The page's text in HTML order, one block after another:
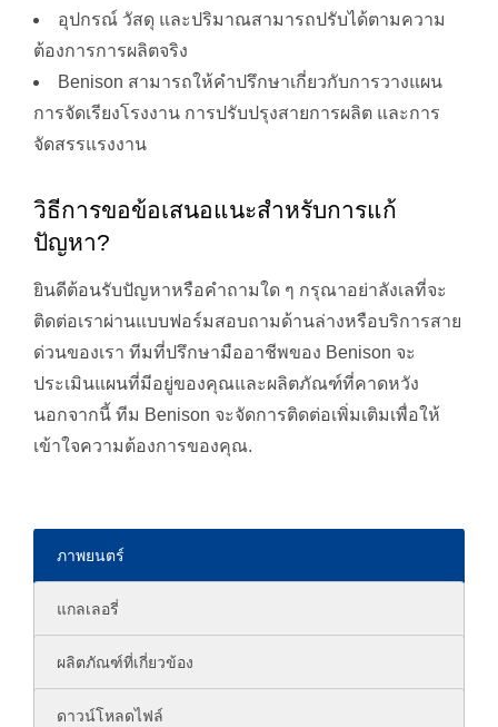
อุปกรณ์ วัสดุ และปริมาณสามารถปรับได้ตามความ
ต้องการการผลิตจริง
Benison สามารถให้คำปรึกษาเกี่ยวกับการวางแผน
การจัดเรียงโรงงาน การปรับปรุงสายการผลิต และการ
จัดสรรแรงงาน
วิธีการขอข้อเสนอแนะสำหรับการแก้
ปัญหา?
ยินดีต้อนรับปัญหาหรือคำถามใด ๆ กรุณาอย่าลังเลที่จะ
ติดต่อเราผ่านแบบฟอร์มสอบถามด้านล่างหรือบริการสาย
ด่วนของเรา ทีมที่ปรึกษามืออาชีพของ Benison จะ
ประเมินแผนที่มีอยู่ของคุณและผลิตภัณฑ์ที่คาดหวัง
นอกจากนี้ ทีม Benison จะจัดการติดต่อเพิ่มเติมเพื่อให้
เข้าใจความต้องการของคุณ.
ภาพยนตร์
แกลเลอรี่
ผลิตภัณฑ์ที่เกี่ยวข้อง
ดาวน์โหลดไฟล์